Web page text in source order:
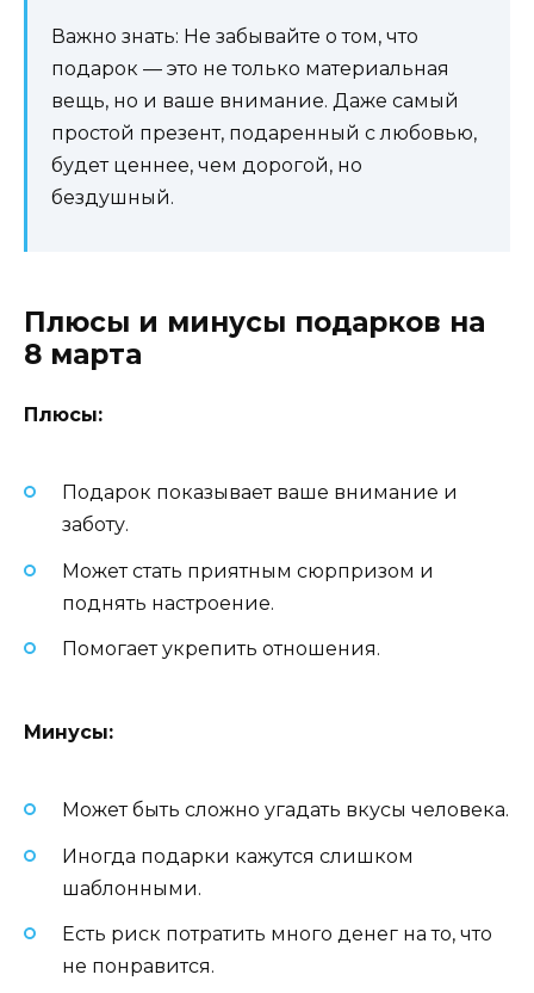
Важно знать: Не забывайте о том, что
подарок — это не только материальная
вещь, но и ваше внимание. Даже самый
простой презент, подаренный с любовью,
будет ценнее, чем дорогой, но
бездушный.
Плюсы и минусы подарков на
8 марта
Плюсы:
Подарок показывает ваше внимание и
заботу.
Может стать приятным сюрпризом и
поднять настроение.
Помогает укрепить отношения.
Минусы:
Может быть сложно угадать вкусы человека.
Иногда подарки кажутся слишком
шаблонными.
Есть риск потратить много денег на то, что
не понравится.